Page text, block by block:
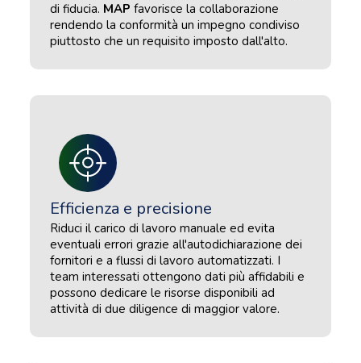
di fiducia. MAP favorisce la collaborazione
rendendo la conformità un impegno condiviso
piuttosto che un requisito imposto dall'alto.
Efficienza e precisione
Riduci il carico di lavoro manuale ed evita
eventuali errori grazie all'autodichiarazione dei
fornitori e a flussi di lavoro automatizzati. I
team interessati ottengono dati più affidabili e
possono dedicare le risorse disponibili ad
attività di due diligence di maggior valore.